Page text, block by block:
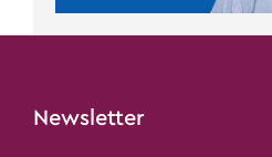
Newsletter